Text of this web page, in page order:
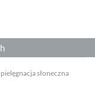
słoneczna